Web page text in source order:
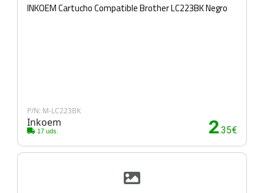
INKOEM Cartucho Compatible Brother LC223BK Negro
P/N: M-LC223BK
Inkoem
17 uds. 2.35€